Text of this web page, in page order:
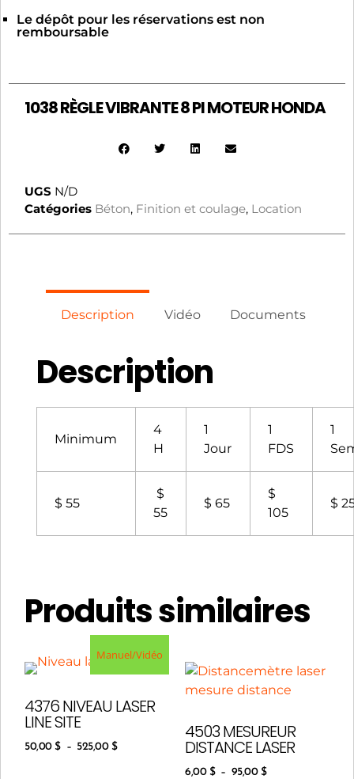
Le dépôt pour les réservations est non
remboursable
1038 RÈGLE VIBRANTE 8 PI MOTEUR HONDA
UGS N/D
Catégories Béton, Finition et coulage, Location
Description Vidéo Documents
Description
Minimum
4
H
1
Jour
1
FDS
1
$ 55
$
55
$ 65
$
105
$
Produits similaires
Manuel/Vidéo
4376 NIVEAU LASER
LINE SITE
50,00$ – 525,00 $
4503 MESUREUR
DISTANCE LASER
6,00 $ – 95,00 $